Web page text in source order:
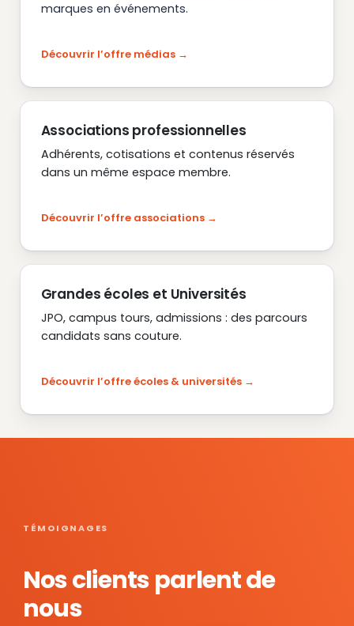
marques en événements.
Découvrir l’offre médias
Associations professionnelles
Adhérents, cotisations et contenus réservés
dans un même espace membre.
Découvrir l’offre associations
Grandes écoles et Universités
JPO, campus tours, admissions : des parcours
candidats sans couture.
Découvrir l’offre écoles & universités
TÉMOIGNAGES
Nos clients parlent de
nous